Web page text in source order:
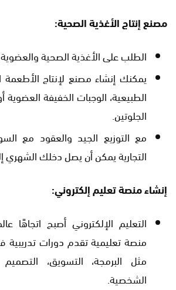
مصنع إنتاج الأغذية الصحية:
الطلب على الأغذية الصحية والعضوية
يمكنك إنشاء مصنع لإنتاج الأطعمة
الطبيعية، الوجبات الخفيفة العضوية
الجلوتين.
مع التوزيع الجيد والعقود مع
التجارية يمكن أن يصل دخلك الشهري
إنشاء منصة تعليم إلكتروني:
التعليم الإلكتروني أصبح اتجاهًا
منصة تعليمية تقدم دورات
مثل البرمجة، التسويق،
الشخصية.